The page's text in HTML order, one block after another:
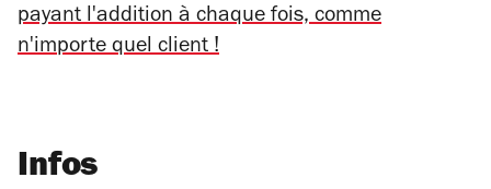
payant l'addition à chaque fois, comme
n'importe quel client !
Infos